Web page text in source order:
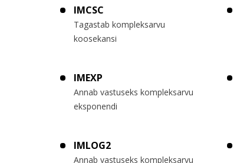
IMCSC
Tagastab kompleksarvu
koosekansi
IMEXP
Annab vastuseks kompleksarvu
eksponendi
IMLOG2
Annab vastuseks kompleksarvu